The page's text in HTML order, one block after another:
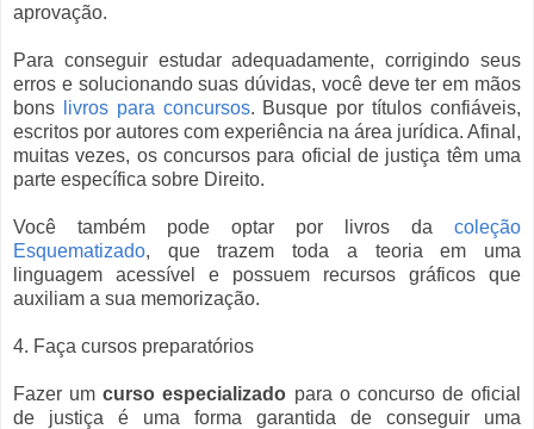
aprovação.
Para conseguir estudar adequadamente, corrigindo seus
erros e solucionando suas dúvidas, você deve ter em mãos
bons
livros para concursos. Busque por títulos confiáveis,
escritos por autores com experiência na área jurídica. Afinal,
muitas vezes, os concursos para oficial de justiça têm uma
parte específica sobre Direito.
Você também pode optar por livros da coleção
Esquematizado, que trazem toda a teoria em uma
linguagem acessível e possuem recursos gráficos que
auxiliam a sua memorização.
4. Faça cursos preparatórios
Fazer umcurso especializado para o concurso de oficial
de justiça é uma forma garantida de conseguir uma